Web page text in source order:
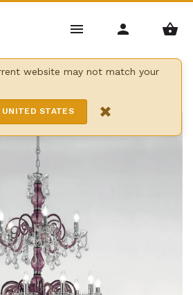
website may not match your
UNITED STATES ×
Bohême /